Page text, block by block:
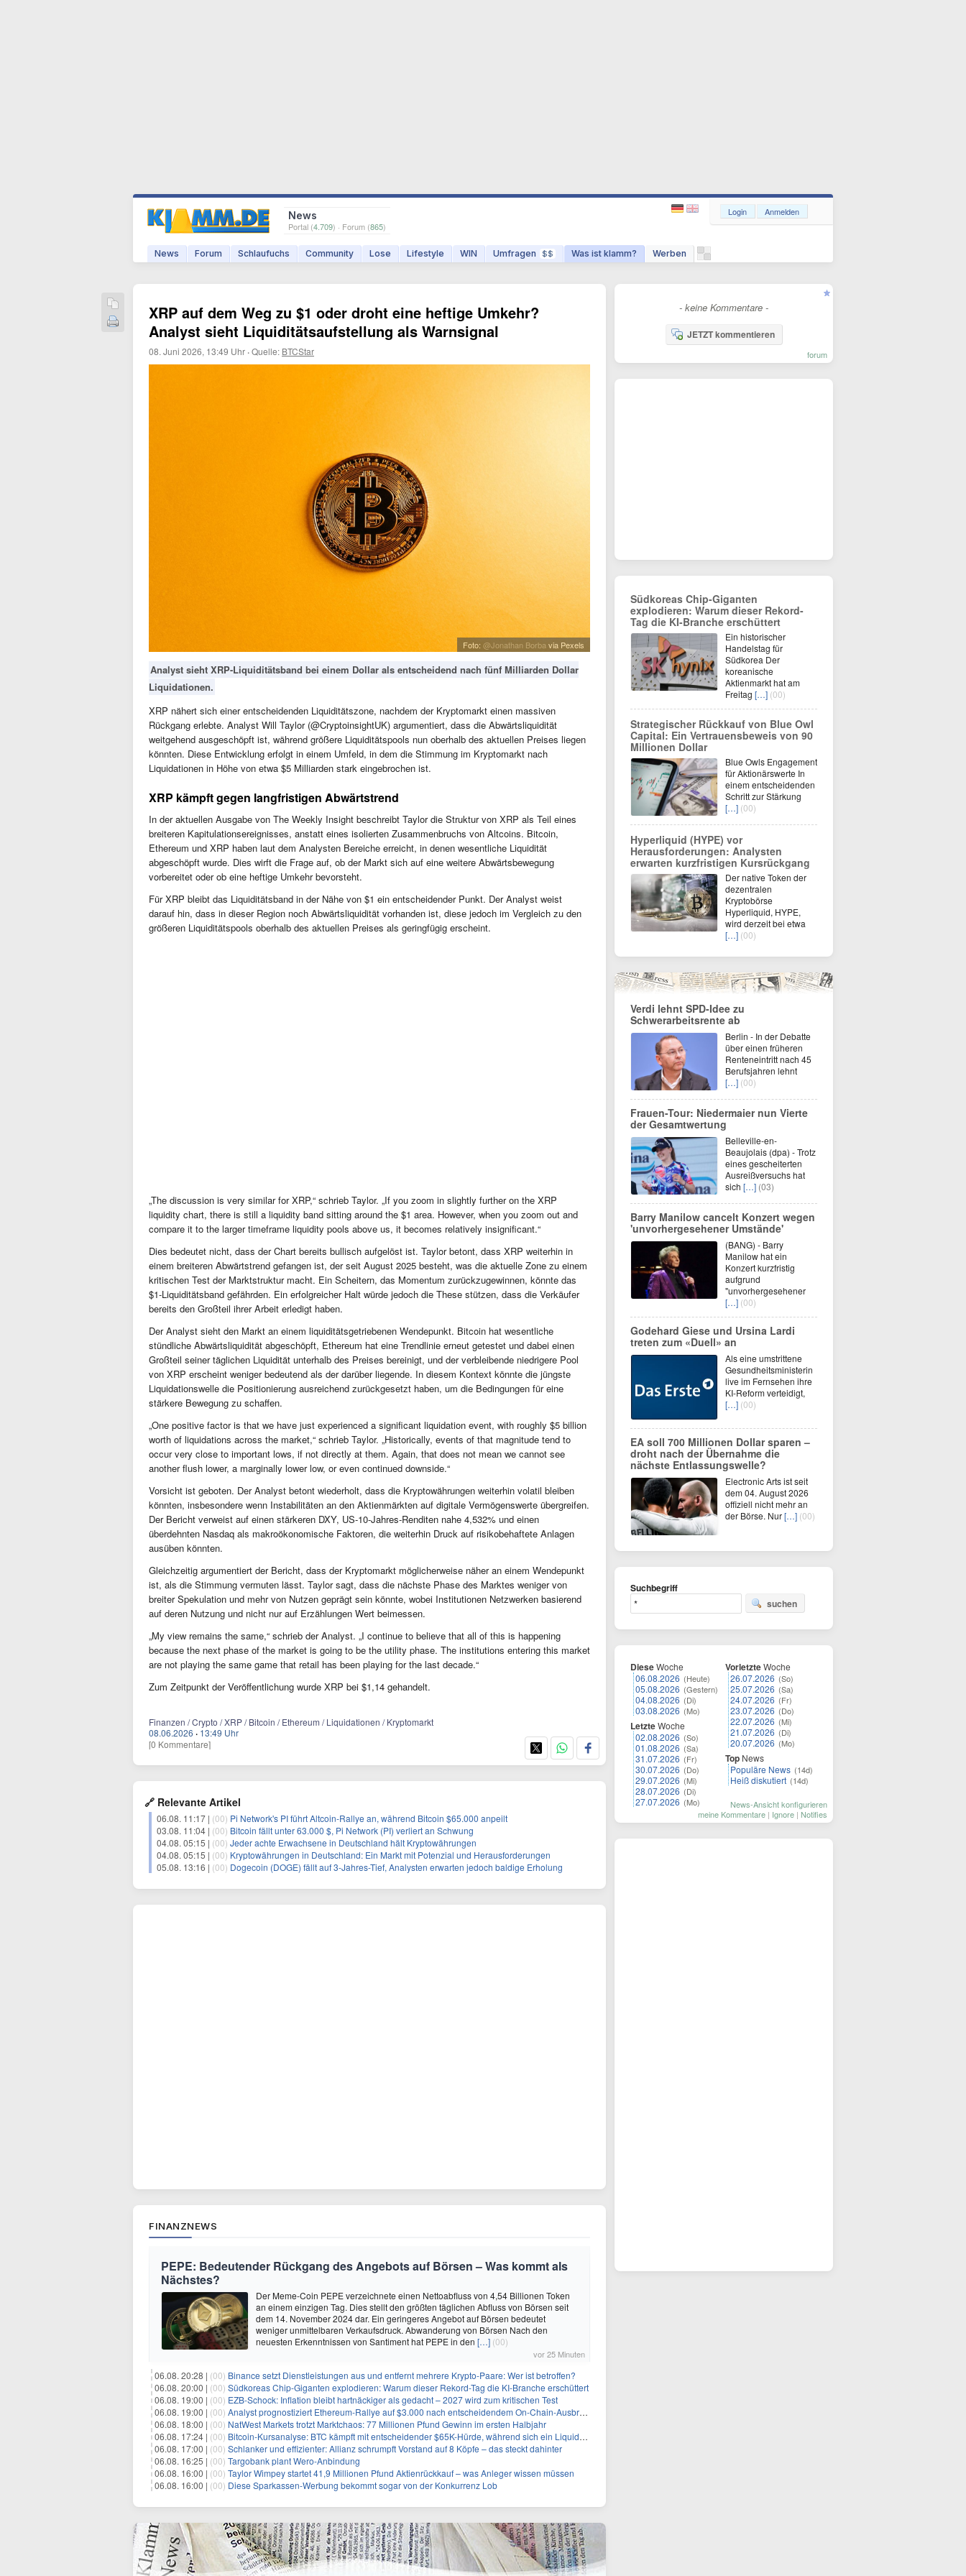
News
Portal (4.709) · Forum (865)
News Forum Schlaufuchs Community Lose Lifestyle WIN Umfragen $$ Was ist klamm? Werben
Login Anmelden
XRP auf dem Weg zu $1 oder droht eine heftige Umkehr?
Analyst sieht Liquiditätsaufstellung als Warnsignal
08. Juni 2026, 13:49 Uhr ·Quelle: BTCStar
Foto: @Jonathan Borba via Pexels
Analyst sieht XRP-Liquiditätsband bei einem Dollar als entscheidend nach fünf Milliarden Dollar
Liquidationen.
XRP nähert sich einer entscheidenden Liquiditätszone, nachdem der Kryptomarkt einen massiven
Rückgang erlebte. Analyst Will Taylor (@CryptoinsightUK) argumentiert, dass die Abwärtsliquidität
weitgehend ausgeschöpft ist, während größere Liquiditätspools nun oberhalb des aktuellen Preises liegen
könnten. Diese Entwicklung erfolgt in einem Umfeld, in dem die Stimmung im Kryptomarkt nach
Liquidationen in Höhe von etwa $5 Milliarden stark eingebrochen ist.
XRP kämpft gegen langfristigen Abwärtstrend
In der aktuellen Ausgabe von The Weekly Insight beschreibt Taylor die Struktur von XRP als Teil eines
breiteren Kapitulationsereignisses, anstatt eines isolierten Zusammenbruchs von Altcoins. Bitcoin,
Ethereum und XRP haben laut dem Analysten Bereiche erreicht, in denen wesentliche Liquidität
abgeschöpft wurde. Dies wirft die Frage auf, ob der Markt sich auf eine weitere Abwärtsbewegung
vorbereitet oder ob eine heftige Umkehr bevorsteht.
Für XRP bleibt das Liquiditätsband in der Nähe von $1 ein entscheidender Punkt. Der Analyst weist
darauf hin, dass in dieser Region noch Abwärtsliquidität vorhanden ist, diese jedoch im Vergleich zu den
größeren Liquiditätspools oberhalb des aktuellen Preises als geringfügig erscheint.
„The discussion is very similar for XRP,“ schrieb Taylor. „If you zoom in slightly further on the XRP
liquidity chart, there is still a liquidity band sitting around the $1 area. However, when you zoom out and
compare it to the larger timeframe liquidity pools above us, it becomes relatively insignificant.“
Dies bedeutet nicht, dass der Chart bereits bullisch aufgelöst ist. Taylor betont, dass XRP weiterhin in
einem breiteren Abwärtstrend gefangen ist, der seit August 2025 besteht, was die aktuelle Zone zu einem
kritischen Test der Marktstruktur macht. Ein Scheitern, das Momentum zurückzugewinnen, könnte das
$1-Liquiditätsband gefährden. Ein erfolgreicher Halt würde jedoch die These stützen, dass die Verkäufer
bereits den Großteil ihrer Arbeit erledigt haben.
Der Analyst sieht den Markt an einem liquiditätsgetriebenen Wendepunkt. Bitcoin hat wesentliche
stündliche Abwärtsliquidität abgeschöpft, Ethereum hat eine Trendlinie erneut getestet und dabei einen
Großteil seiner täglichen Liquidität unterhalb des Preises bereinigt, und der verbleibende niedrigere Pool
von XRP erscheint weniger bedeutend als der darüber liegende. In diesem Kontext könnte die jüngste
Liquidationswelle die Positionierung ausreichend zurückgesetzt haben, um die Bedingungen für eine
stärkere Bewegung zu schaffen.
„One positive factor is that we have just experienced a significant liquidation event, with roughly $5 billion
worth of liquidations across the market,“ schrieb Taylor. „Historically, events of that magnitude tend to
occur very close to important lows, if not directly at them. Again, that does not mean we cannot see
another flush lower, a marginally lower low, or even continued downside.“
Vorsicht ist geboten. Der Analyst betont wiederholt, dass die Kryptowährungen weiterhin volatil bleiben
könnten, insbesondere wenn Instabilitäten an den Aktienmärkten auf digitale Vermögenswerte übergreifen.
Der Bericht verweist auf einen stärkeren DXY, US-10-Jahres-Renditen nahe 4,532% und einen
überdehnten Nasdaq als makroökonomische Faktoren, die weiterhin Druck auf risikobehaftete Anlagen
ausüben könnten.
Gleichzeitig argumentiert der Bericht, dass der Kryptomarkt möglicherweise näher an einem Wendepunkt
ist, als die Stimmung vermuten lässt. Taylor sagt, dass die nächste Phase des Marktes weniger von
breiter Spekulation und mehr von Nutzen geprägt sein könnte, wobei Institutionen Netzwerken basierend
auf deren Nutzung und nicht nur auf Erzählungen Wert beimessen.
„My view remains the same,“ schrieb der Analyst. „I continue to believe that all of this is happening
because the next phase of the market is going to be the utility phase. The institutions entering this market
are not playing the same game that retail has been playing for the last decade.“
Zum Zeitpunkt der Veröffentlichung wurde XRP bei $1,14 gehandelt.
Finanzen / Crypto / XRP / Bitcoin / Ethereum / Liquidationen / Kryptomarkt
08.06.2026 · 13:49 Uhr
[0 Kommentare]
🔗 Relevante Artikel
06.08. 11:17 | (00) Pi Network's PI führt Altcoin-Rallye an, während Bitcoin $65.000 anpeilt
03.08. 11:04 | (00) Bitcoin fällt unter 63.000 $, Pi Network (PI) verliert an Schwung
04.08. 05:15 | (00) Jeder achte Erwachsene in Deutschland hält Kryptowährungen
04.08. 05:15 | (00) Kryptowährungen in Deutschland: Ein Markt mit Potenzial und Herausforderungen
05.08. 13:16 | (00) Dogecoin (DOGE) fällt auf 3-Jahres-Tief, Analysten erwarten jedoch baldige Erholung
FINANZNEWS
PEPE: Bedeutender Rückgang des Angebots auf Börsen – Was kommt als
Nächstes?
Der Meme-Coin PEPE verzeichnete einen Nettoabfluss von 4,54 Billionen Token
an einem einzigen Tag. Dies stellt den größten täglichen Abfluss von Börsen seit
dem 14. November 2024 dar. Ein geringeres Angebot auf Börsen bedeutet
weniger unmittelbaren Verkaufsdruck. Abwanderung von Börsen Nach den
neuesten Erkenntnissen von Santiment hat PEPE in den […] (00)
vor 25 Minuten
06.08. 20:28 | (00) Binance setzt Dienstleistungen aus und entfernt mehrere Krypto-Paare: Wer ist betroffen?
06.08. 20:00 | (00) Südkoreas Chip-Giganten explodieren: Warum dieser Rekord-Tag die KI-Branche erschüttert
06.08. 19:00 | (00) EZB-Schock: Inflation bleibt hartnäckiger als gedacht – 2027 wird zum kritischen Test
06.08. 19:00 | (00) Analyst prognostiziert Ethereum-Rallye auf $3.000 nach entscheidendem On-Chain-Ausbruch
06.08. 18:00 | (00) NatWest Markets trotzt Marktchaos: 77 Millionen Pfund Gewinn im ersten Halbjahr
06.08. 17:24 | (00) Bitcoin-Kursanalyse: BTC kämpft mit entscheidender $65K-Hürde, während sich ein Liquidationscluster aufbaut
06.08. 17:00 | (00) Schlanker und effizienter: Allianz schrumpft Vorstand auf 8 Köpfe – das steckt dahinter
06.08. 16:25 | (00) Targobank plant Wero-Anbindung
06.08. 16:00 | (00) Taylor Wimpey startet 41,9 Millionen Pfund Aktienrückkauf – was Anleger wissen müssen
06.08. 16:00 | (00) Diese Sparkassen-Werbung bekommt sogar von der Konkurrenz Lob
- keine Kommentare -
JETZT kommentieren
forum
Südkoreas Chip-Giganten
explodieren: Warum dieser Rekord-
Tag die KI-Branche erschüttert
Ein historischer
Handelstag für
Südkorea Der
koreanische
Aktienmarkt hat am
Freitag […] (00)
Strategischer Rückkauf von Blue Owl
Capital: Ein Vertrauensbeweis von 90
Millionen Dollar
Blue Owls Engagement
für Aktionärswerte In
einem entscheidenden
Schritt zur Stärkung
[…] (00)
Hyperliquid (HYPE) vor
Herausforderungen: Analysten
erwarten kurzfristigen Kursrückgang
Der native Token der
dezentralen
Kryptobörse
Hyperliquid, HYPE,
wird derzeit bei etwa
[…] (00)
Verdi lehnt SPD-Idee zu
Schwerarbeitsrente ab
Berlin - In der Debatte
über einen früheren
Renteneintritt nach 45
Berufsjahren lehnt
[…] (00)
Frauen-Tour: Niedermaier nun Vierte
der Gesamtwertung
Belleville-en-
Beaujolais (dpa) - Trotz
eines gescheiterten
Ausreißversuchs hat
sich […] (03)
Barry Manilow cancelt Konzert wegen
'unvorhergesehener Umstände'
(BANG) - Barry
Manilow hat ein
Konzert kurzfristig
aufgrund
"unvorhergesehener
[…] (00)
Godehard Giese und Ursina Lardi
treten zum «Duell» an
Als eine umstrittene
Gesundheitsministerin
live im Fernsehen ihre
KI-Reform verteidigt,
[…] (00)
EA soll 700 Millionen Dollar sparen –
droht nach der Übernahme die
nächste Entlassungswelle?
Electronic Arts ist seit
dem 04. August 2026
offiziell nicht mehr an
der Börse. Nur[…] (00)
Suchbegriff
suchen
DieseWoche
06.08.2026 (Heute)
05.08.2026 (Gestern)
04.08.2026 (Di)
03.08.2026 (Mo)
LetzteWoche
02.08.2026 (So)
01.08.2026 (Sa)
31.07.2026 (Fr)
30.07.2026 (Do)
29.07.2026 (Mi)
28.07.2026 (Di)
27.07.2026 (Mo)
VorletzteWoche
26.07.2026 (So)
25.07.2026 (Sa)
24.07.2026 (Fr)
23.07.2026 (Do)
22.07.2026 (Mi)
21.07.2026 (Di)
20.07.2026 (Mo)
Top News
Populäre News (14d)
Heiß diskutiert (14d)
News-Ansicht konfigurieren
meine Kommentare | Ignore | Notifies